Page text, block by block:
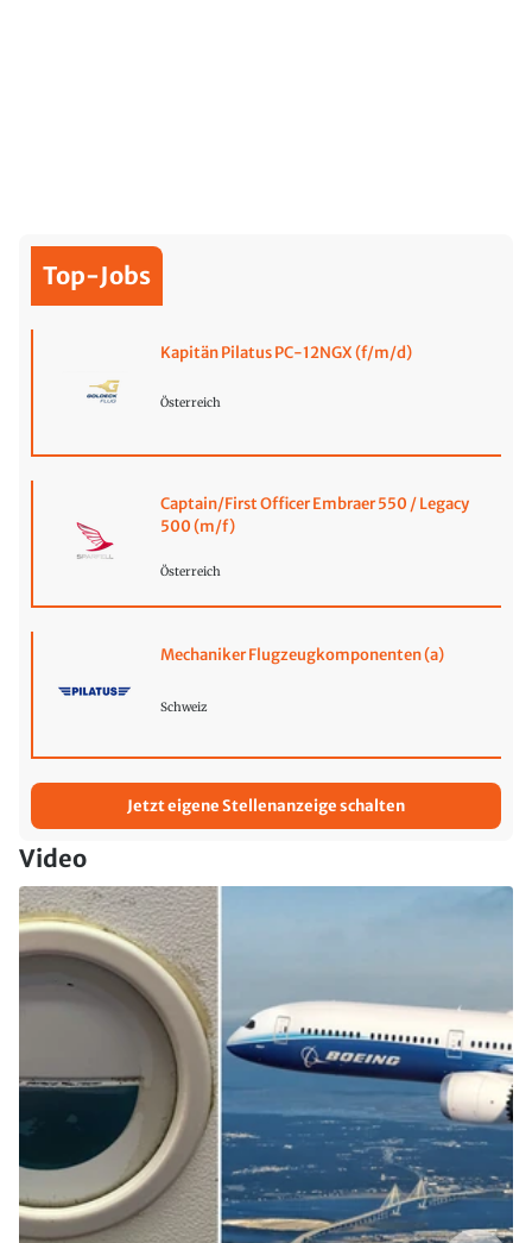
Top-Jobs
Kapitän Pilatus PC-12NGX (f/m/d)
Österreich
Captain/First Officer Embraer 550 / Legacy
500 (m/f)
Österreich
Mechaniker Flugzeugkomponenten (a)
Schweiz
Jetzt eigene Stellenanzeige schalten
Video